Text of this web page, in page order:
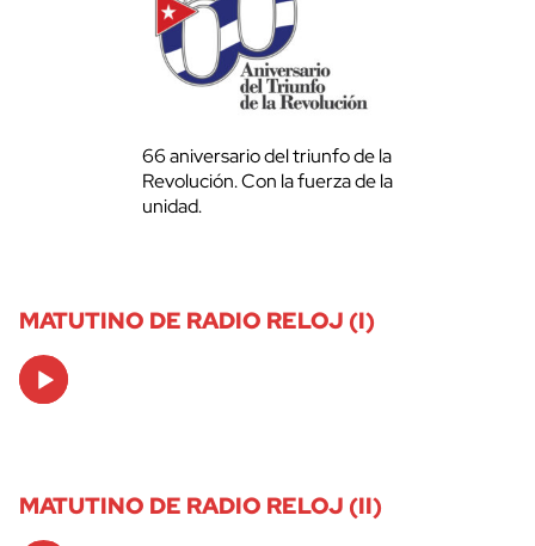
66 aniversario del triunfo de la
Revolución. Con la fuerza de la
unidad.
MATUTINO DE RADIO RELOJ (I)
Audio
Player
MATUTINO DE RADIO RELOJ (II)